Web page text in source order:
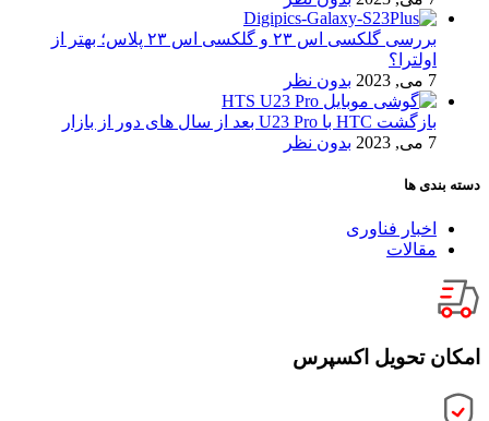
بررسی گلکسی اس ۲۳ و گلکسی اس ۲۳ پلاس؛ بهتر از
اولترا؟
7 می, 2023
بدون نظر
بازگشت HTC با U23 Pro بعد از سال های دور از بازار
7 می, 2023
بدون نظر
دسته بندی ها
اخبار فناوری
مقالات
امکان تحویل اکسپرس